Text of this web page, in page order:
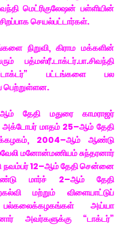
மெட்ரிகுலேஷன் பள்ளியின்
செயல்பட்டார்கள்.
நிறுவி, கிராம மக்களின்
பத்மஸ்ரீ.டாக்டர்.பா.சிவந்தி
பட்டங்களை பல
பெற்றுள்ளன.
தேதி மதுரை காமராஜர்
மாதம் 25–ஆம் தேதி
2004–ஆம் ஆண்டு
மனோன்மணியம் சுந்தரனார்
12–ஆம் தேதி சென்னை
மார்ச் 2–ஆம் தேதி
மற்றும் விளையாட்டுப்
அய்யா
அவர்களுக்கு “டாக்டர்”